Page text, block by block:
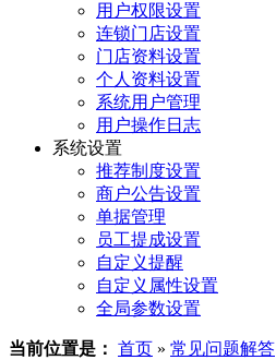
用户权限设置
连锁门店设置
门店资料设置
个人资料设置
系统用户管理
用户操作日志
系统设置
推荐制度设置
商户公告设置
单据管理
员工提成设置
自定义提醒
自定义属性设置
全局参数设置
当前位置是： 首页 » 常见问题解答